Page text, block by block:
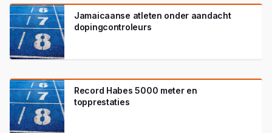
Jamaicaanse atleten onder aandacht
dopingcontroleurs
Record Habes 5000 meter en
topprestaties